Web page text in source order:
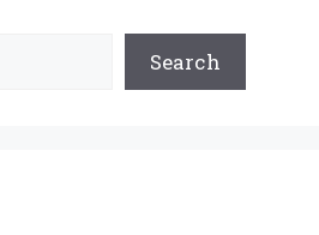
Search